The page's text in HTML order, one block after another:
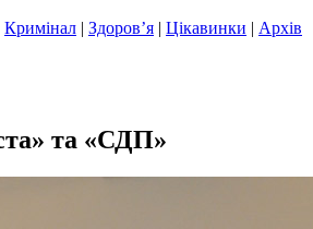
Кримінал | Здоров’я | Цікавинки | Архів
та «СДП»